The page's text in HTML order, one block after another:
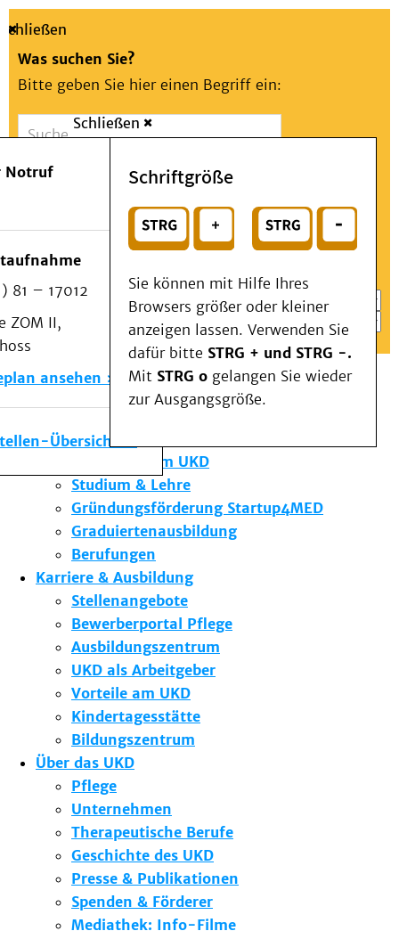
Suche
Schließen
Was suchen Sie?
Bitte geben Sie hier einen Begriff ein:
Suchen
oder
Wählen Sie ein Thema für Ihren Schnelleinstieg
Notfall
Schließen
Notruf
81 – 17012
ZOM II,
ansehen
Übersicht
Schriftgröße
Sie können mit Hilfe Ihres
Browsers größer oder kleiner
anzeigen lassen. Verwenden Sie
dafür bitte STRG + und STRG -.
Mit STRG o gelangen Sie wieder
zur Ausgangsgröße.
Menü
Patienten & Besucher
Kliniken/Institute/Zentren
Als Patient am UKD
Beratung und Unterstützung
Veranstaltungen
Kommunikation im Medizinwesen (KIM)
Notfall
Forschung & Lehre
Die Institute des UKD
Forschung am UKD
Studium & Lehre
Gründungsförderung Startup4MED
Graduiertenausbildung
Berufungen
Karriere & Ausbildung
Stellenangebote
Bewerberportal Pflege
Ausbildungszentrum
UKD als Arbeitgeber
Vorteile am UKD
Kindertagesstätte
Bildungszentrum
Über das UKD
Pflege
Unternehmen
Therapeutische Berufe
Geschichte des UKD
Presse & Publikationen
Spenden & Förderer
Mediathek: Info-Filme